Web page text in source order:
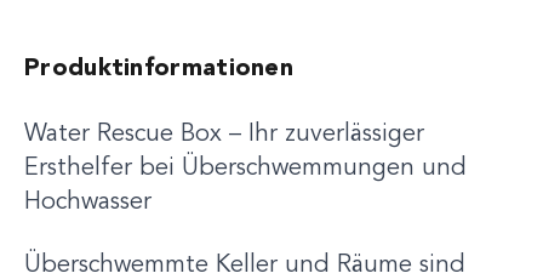
Produktinformationen
Water Rescue Box – Ihr zuverlässiger
Ersthelfer bei Überschwemmungen und
Hochwasser
Überschwemmte Keller und Räume sind